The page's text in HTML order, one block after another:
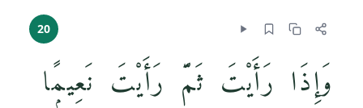
20
وَإِذَا رَأَيْتَ ثَمَّ رَأَيْتَ نَعِيمًۭا